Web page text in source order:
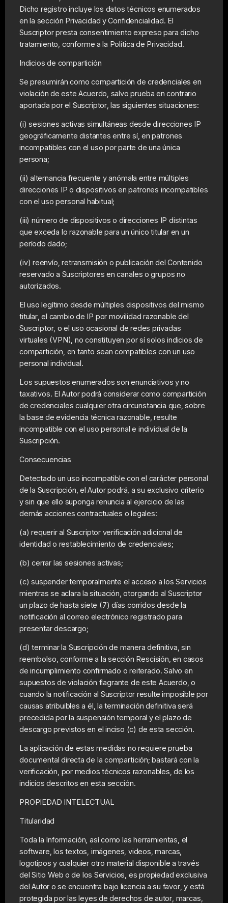
Dicho registro incluye los datos técnicos enumerados
en la sección Privacidad y Confidencialidad. El
Suscriptor presta consentimiento expreso para dicho
tratamiento, conforme a la Política de Privacidad.
Indicios de compartición
Se presumirán como compartición de credenciales en
violación de este Acuerdo, salvo prueba en contrario
aportada por el Suscriptor, las siguientes situaciones:
(i) sesiones activas simultáneas desde direcciones IP
geográficamente distantes entre sí, en patrones
incompatibles con el uso por parte de una única
persona;
(ii) alternancia frecuente y anómala entre múltiples
direcciones IP o dispositivos en patrones incompatibles
con el uso personal habitual;
(iii) número de dispositivos o direcciones IP distintas
que exceda lo razonable para un único titular en un
período dado;
(iv) reenvío, retransmisión o publicación del Contenido
reservado a Suscriptores en canales o grupos no
autorizados.
El uso legítimo desde múltiples dispositivos del mismo
titular, el cambio de IP por movilidad razonable del
Suscriptor, o el uso ocasional de redes privadas
virtuales (VPN), no constituyen por sí solos indicios de
compartición, en tanto sean compatibles con un uso
personal individual.
Los supuestos enumerados son enunciativos y no
taxativos. El Autor podrá considerar como compartición
de credenciales cualquier otra circunstancia que, sobre
la base de evidencia técnica razonable, resulte
incompatible con el uso personal e individual de la
Suscripción.
Consecuencias
Detectado un uso incompatible con el carácter personal
de la Suscripción, el Autor podrá, a su exclusivo criterio
y sin que ello suponga renuncia al ejercicio de las
demás acciones contractuales o legales:
(a) requerir al Suscriptor verificación adicional de
identidad o restablecimiento de credenciales;
(b) cerrar las sesiones activas;
(c) suspender temporalmente el acceso a los Servicios
mientras se aclara la situación, otorgando al Suscriptor
un plazo de hasta siete (7) días corridos desde la
notificación al correo electrónico registrado para
presentar descargo;
(d) terminar la Suscripción de manera definitiva, sin
reembolso, conforme a la sección Rescisión, en casos
de incumplimiento confirmado o reiterado. Salvo en
supuestos de violación flagrante de este Acuerdo, o
cuando la notificación al Suscriptor resulte imposible por
causas atribuibles a él, la terminación definitiva será
precedida por la suspensión temporal y el plazo de
descargo previstos en el inciso (c) de esta sección.
La aplicación de estas medidas no requiere prueba
documental directa de la compartición; bastará con la
verificación, por medios técnicos razonables, de los
indicios descritos en esta sección.
PROPIEDAD INTELECTUAL
Titularidad
Toda la Información, así como las herramientas, el
software, los textos, imágenes, videos, marcas,
logotipos y cualquier otro material disponible a través
del Sitio Web o de los Servicios, es propiedad exclusiva
del Autor o se encuentra bajo licencia a su favor, y está
protegida por las leyes de derechos de autor, marcas,